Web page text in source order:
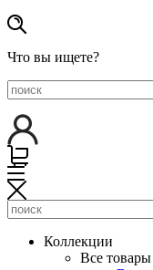
Что вы ищете?
Коллекции
Все товары